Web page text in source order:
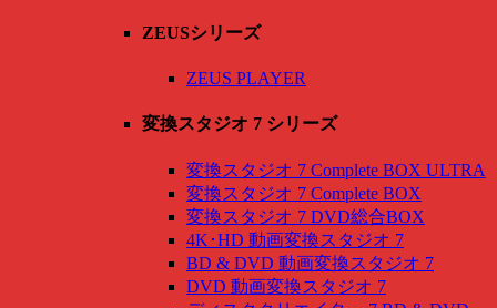
ZEUSシリーズ
ZEUS PLAYER
変換スタジオ 7 シリーズ
変換スタジオ 7 Complete BOX ULTRA
変換スタジオ 7 Complete BOX
変換スタジオ 7 DVD総合BOX
4K･HD 動画変換スタジオ 7
BD & DVD 動画変換スタジオ 7
DVD 動画変換スタジオ 7